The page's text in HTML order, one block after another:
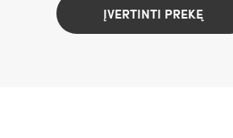
ĮVERTINTI PREKĘ